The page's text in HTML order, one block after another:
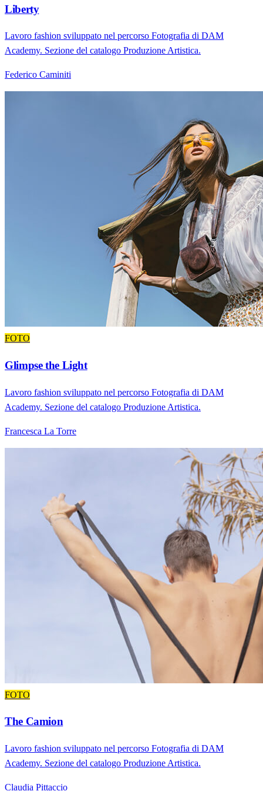
Liberty
Lavoro fashion sviluppato nel percorso Fotografia di DAM
Academy. Sezione del catalogo Produzione Artistica.
Federico Caminiti
FOTO
Glimpse the Light
Lavoro fashion sviluppato nel percorso Fotografia di DAM
Academy. Sezione del catalogo Produzione Artistica.
Francesca La Torre
FOTO
The Camion
Lavoro fashion sviluppato nel percorso Fotografia di DAM
Academy. Sezione del catalogo Produzione Artistica.
Claudia Pittaccio